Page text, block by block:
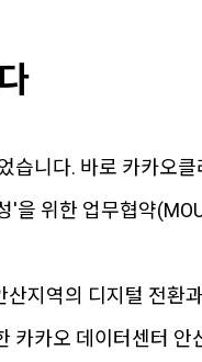
니다. 바로 카카오
'을 위한 업무협약
지역의 디지털 전환
카카오 데이터센터 안